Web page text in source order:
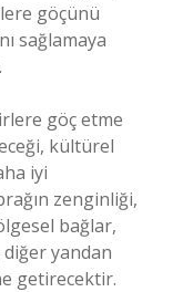
göçünü
sağlamaya
göç etme
kültürel
iyi
zenginliği,
bağlar,
yandan
getirecektir.